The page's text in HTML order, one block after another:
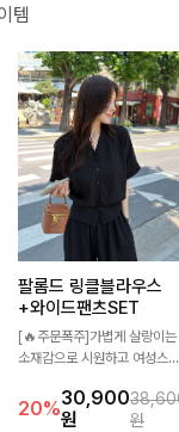
템
팔롬드 링클블라우스
+와이드팬츠SET
[🔥주문폭주]가볍게 살랑이는
소재감으로 시원하고 여성스럽
트 🖤 허리 밴딩 디테일로 편
안하면서도 자연스럽게 라인
20%30,900
원
원